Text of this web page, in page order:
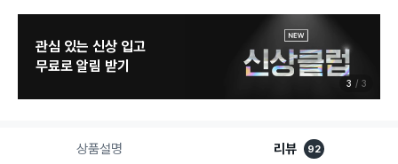
관심 있는 신상 입고
무료로 알림 받기
3 3
상품설명 리뷰 92